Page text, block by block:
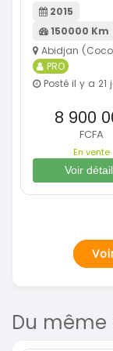
2015
150000 Km
Abidjan
PRO
Posté il y a 21
8 900
FCFA
En vente
Voir
Du